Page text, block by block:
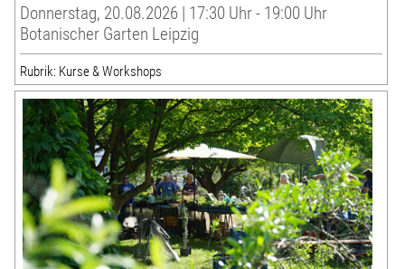
Donnerstag, 20.08.2026 | 17:30 Uhr - 19:00 Uhr
Botanischer Garten Leipzig
Rubrik: Kurse & Workshops